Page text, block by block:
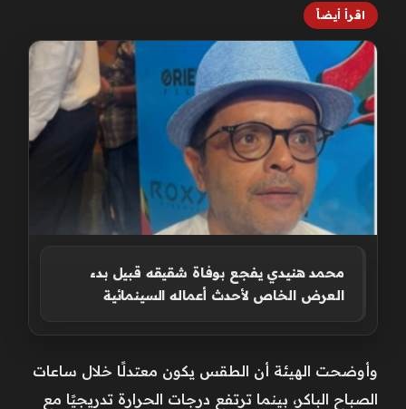
اقرأ أيضاً
محمد هنيدي يفجع بوفاة شقيقه قبيل بدء
العرض الخاص لأحدث أعماله السينمائية
وأوضحت الهيئة أن الطقس يكون معتدلًا خلال ساعات
الصباح الباكر، بينما ترتفع درجات الحرارة تدريجيًا مع